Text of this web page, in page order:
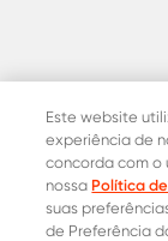
Este website
experiência de
concorda com o
nossa Política
suas
de Preferência